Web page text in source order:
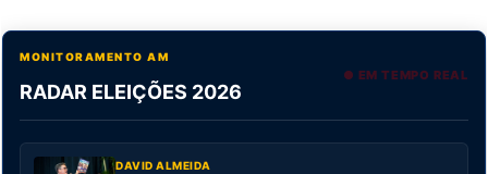
MONITORAMENTO AM
RADAR ELEIÇÕES 2026
● EM TEMPO REAL
DAVID ALMEIDA